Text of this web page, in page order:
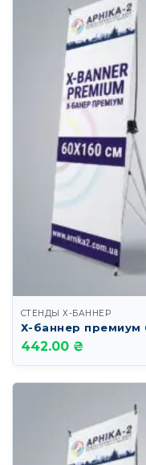
СТЕНДЫ Х-БАННЕР
Х-баннер премиум
442.00 ₴